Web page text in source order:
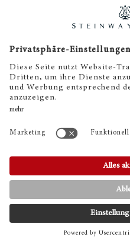
KONTAKT
Impressum
Haftungsausschluss
Cookie Zustimmung